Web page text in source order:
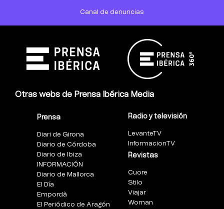
Canal de denuncias
Otras webs de Prensa Ibérica Media
Prensa
Diari de Girona
Diario de Córdoba
Diario de Ibiza
INFORMACIÓN
Diario de Mallorca
El Día
Empordà
El Periódico de Aragón
Radio y televisión
LevanteTV
InformacionTV
Revistas
Cuore
Stilo
Viajar
Woman